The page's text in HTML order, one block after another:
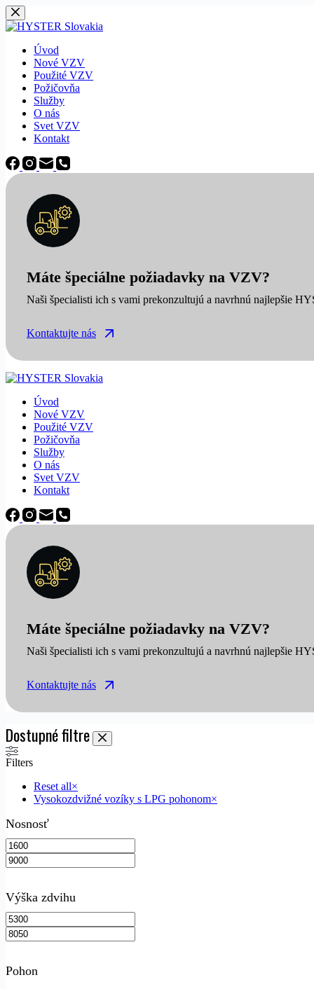
Späť
na
Úvod
Nové VZV
Použité VZV
Požičovňa
Služby
O nás
Svet VZV
Kontakt
Máte špeciálne požiadavky na VZV?
Naši špecialisti ich s vami prekonzultujú a navrhnú najlepšie
Kontaktujte nás
Úvod
Nové VZV
Použité VZV
Požičovňa
Služby
O nás
Svet VZV
Kontakt
Máte špeciálne požiadavky na VZV?
Naši špecialisti ich s vami prekonzultujú a navrhnú najlepšie
Kontaktujte nás
Dostupné filtre
Filters
Reset all×
Vysokozdvižné vozíky s LPG pohonom×
Nosnosť
Výška zdvihu
Pohon